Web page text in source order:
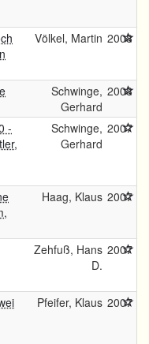
Völkel, Martin 2008
Schwinge,
Gerhard
2008
-
Schwinge,
Gerhard
2007
Haag, Klaus 2007
Zehfuß, Hans
D.
2007
Pfeifer, Klaus 2007